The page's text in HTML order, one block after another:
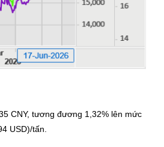
CNY, tương đương 1,32% lên mức
USD)/tấn.